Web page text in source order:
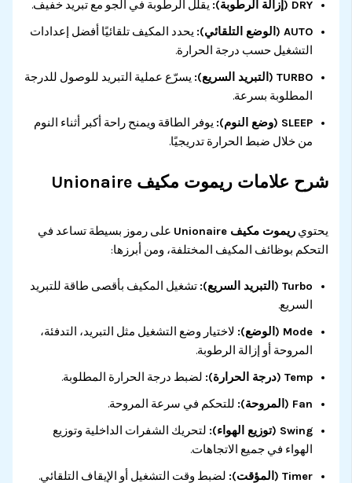
DRY (إزالة الرطوبة):
يقلل الرطوبة في الجو مع تبريد خفيف.
AUTO (الوضع التلقائي):
يحدد المكيف تلقائيًا أفضل إعدادات
التشغيل حسب درجة الحرارة.
TURBO (التبريد السريع):
يسرّع عملية التبريد للوصول للدرجة
المطلوبة بسرعة.
SLEEP (وضع النوم):
يوفر الطاقة ويمنح راحة أكبر أثناء النوم
من خلال ضبط الحرارة تدريجيًا.
شرح علامات ريموت مكيف Unionaire
يحتويريموت مكيف Unionaire
على رموز بسيطة تساعد في
التحكم بوظائف المكيف المختلفة، ومن أبرزها:
Turbo (التبريد السريع):
تشغيل المكيف بأقصى طاقة للتبريد
السريع.
Mode (الوضع):
لاختيار وضع التشغيل مثل التبريد، التدفئة،
المروحة أو إزالة الرطوبة.
Temp (درجة الحرارة):
لضبط درجة الحرارة المطلوبة.
Fan (المروحة):
للتحكم في سرعة المروحة.
Swing (توزيع الهواء):
لتحريك الشفرات الداخلية وتوزيع
الهواء في جميع الاتجاهات.
Timer (المؤقت):
لضبط وقت التشغيل أو الإيقاف التلقائي.